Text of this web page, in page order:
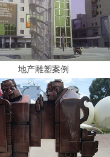
地产雕塑案例